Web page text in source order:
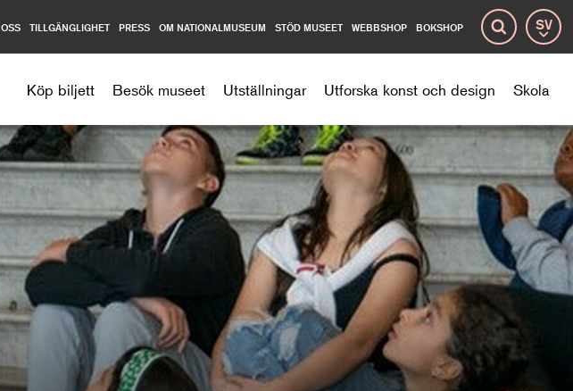
Köp biljett Besök museet Utställningar Utforska konst och design Skola
TILLGÄNGLIGHET PRESS OM NATIONALMUSEUM STÖD MUSEET WEBBSHOP BOKSHOP Sök